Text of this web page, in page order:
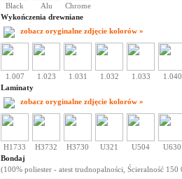
Black Alu
Chrome
Wykończenia drewniane
zobacz oryginalne zdjęcie kolorów »
1.007 1.023 1.031 1.032 1.033
1.040
Laminaty
zobacz oryginalne zdjęcie kolorów »
H1733 H3732 H3730 U321 U504
U630
Bondaj
(100% poliester - atest trudnopalności, Ścieralność